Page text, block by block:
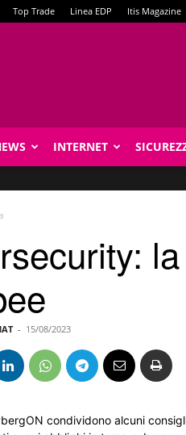
Top Trade Linea EDP Itis Magazine
INTERNET
- 15/08/2023
condividono alcuni